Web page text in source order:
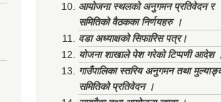
आयोजना स्थलको अनुगमन प्रतिवेदन र
समितिको वैठकका निर्णयहरु ।
वडा अध्याक्षको सिफारिस पत्र।
योजना शाखाले पेश गरेको टिप्पणी आदेश
गाउँपालिका स्तरिय अनुगमन तथा
समितिको प्रतिवेदन ।